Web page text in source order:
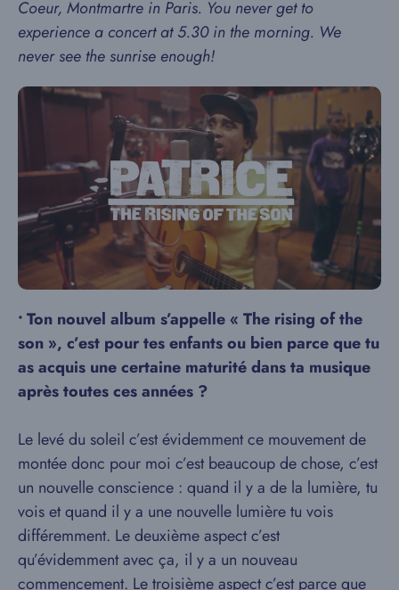
Coeur, Montmartre in Paris. You never get to
experience a concert at 5.30 in the morning. We
never see the sunrise enough!
• Ton nouvel album s’appelle « The rising of the
son », c’est pour tes enfants ou bien parce que tu
as acquis une certaine maturité dans ta musique
après toutes ces années ?
Le levé du soleil c’est évidemment ce mouvement de
montée donc pour moi c’est beaucoup de chose, c’est
un nouvelle conscience : quand il y a de la lumière, tu
vois et quand il y a une nouvelle lumière tu vois
différemment. Le deuxième aspect c’est
qu’évidemment avec ça, il y a un nouveau
commencement. Le troisième aspect c’est parce que